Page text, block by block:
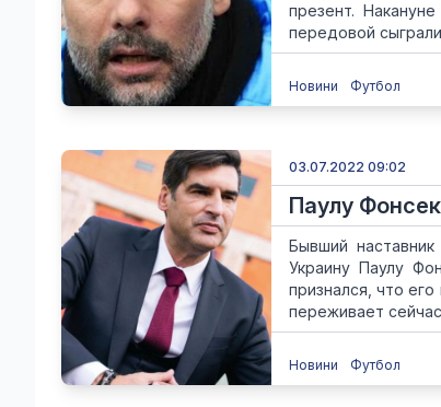
презент.
передовой
Новини Футбол
03.07.2022 09:02
Паулу
Бывший
Украину Паулу
признался, что
переживает
Новини Футбол